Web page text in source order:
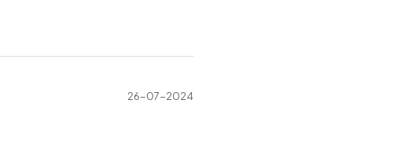
26-07-2024